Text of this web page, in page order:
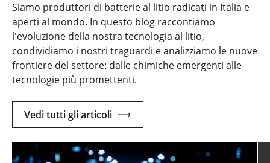
Siamo produttori di batterie al litio radicati in Italia e
aperti al mondo. In questo blog raccontiamo
l'evoluzione della nostra tecnologia al litio,
condividiamo i nostri traguardi e analizziamo le nuove
frontiere del settore: dalle chimiche emergenti alle
tecnologie più promettenti.
Vedi tutti gli articoli